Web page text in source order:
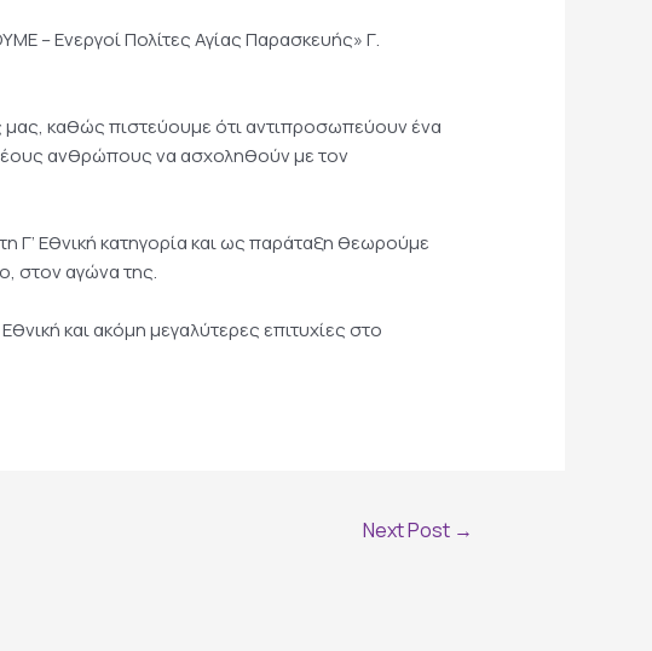
– Ενεργοί Πολίτες Αγίας Παρασκευής» Γ.
μας, καθώς πιστεύουμε ότι αντιπροσωπεύουν ένα
νέους ανθρώπους να ασχοληθούν με τον
Γ’ Εθνική κατηγορία και ως παράταξη θεωρούμε
στον αγώνα της.
και ακόμη μεγαλύτερες επιτυχίες στο
Next Post →